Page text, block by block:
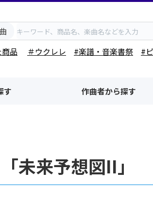
品
＃ウクレレ #楽譜・音楽書祭 #
す 作曲者から探す
未来予想図II」